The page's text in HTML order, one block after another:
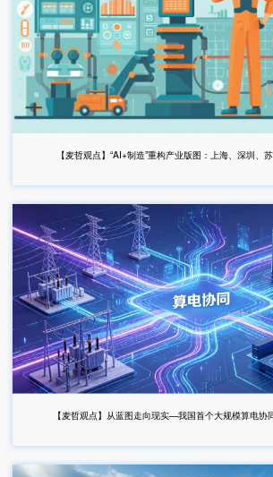
【麦哲观点】“AI+制造”重构产业版图：上海、深圳、
【麦哲观点】从蓝图走向现实—我国首个大规模算电协